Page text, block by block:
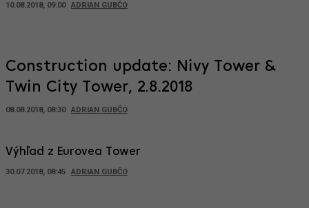
10.08.2018, 09:00 ADRIAN GUBČO
Construction update: Nivy Tower &
Twin City Tower, 2.8.2018
08.08.2018, 08:30 ADRIAN GUBČO
Výhľad z Eurovea Tower
30.07.2018, 08:45 ADRIAN GUBČO